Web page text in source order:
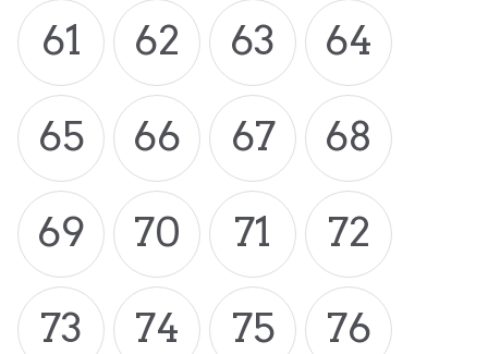
61 62 63
64
65
66 67
68
69
70 71
72
73
74 75
76